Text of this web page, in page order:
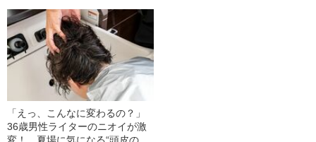
「えっ、こんなに変わるの？」
36歳男性ライターのニオイが激